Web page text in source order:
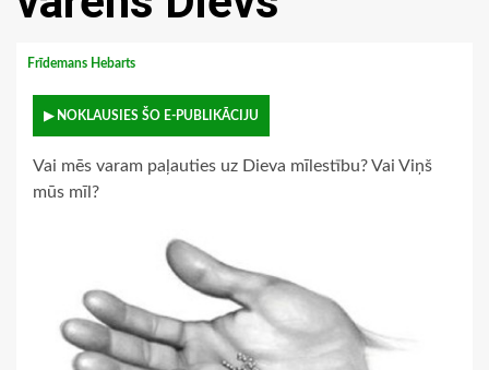
Frīdemans Hebarts
▶ NOKLAUSIES ŠO E-PUBLIKĀCIJU
Vai mēs varam paļauties uz Dieva mīlestību? Vai Viņš
mūs mīl?